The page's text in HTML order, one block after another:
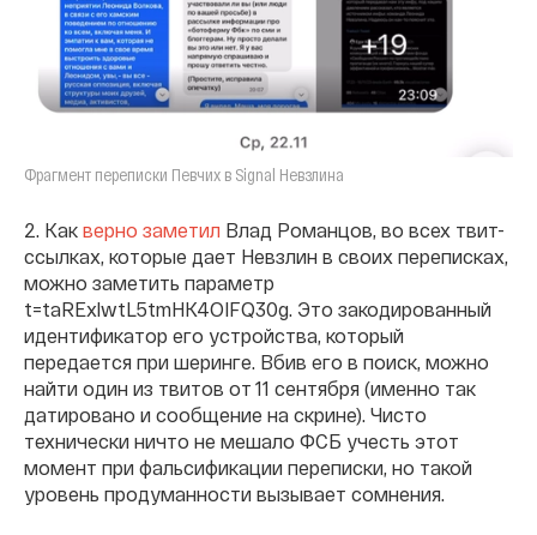
Фрагмент переписки Певчих в Signal Невзлина
2. Как верно заметил Влад Романцов, во всех твит-
ссылках, которые дает Невзлин в своих переписках,
можно заметить параметр
t=taRExlwtL5tmHK4OIFQ30g. Это закодированный
идентификатор его устройства, который
передается при шеринге. Вбив его в поиск, можно
найти один из твитов от 11 сентября (именно так
датировано и сообщение на скрине). Чисто
технически ничто не мешало ФСБ учесть этот
момент при фальсификации переписки, но такой
уровень продуманности вызывает сомнения.